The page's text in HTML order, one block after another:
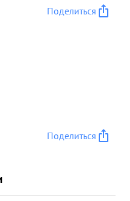
день получила
в боях за Родину
Поделиться
Поделиться